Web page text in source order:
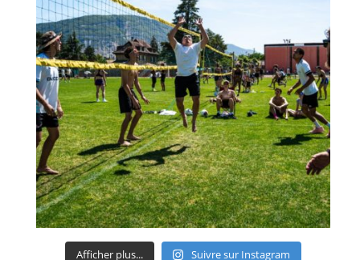
Afficher plus... Suivre sur Instagram